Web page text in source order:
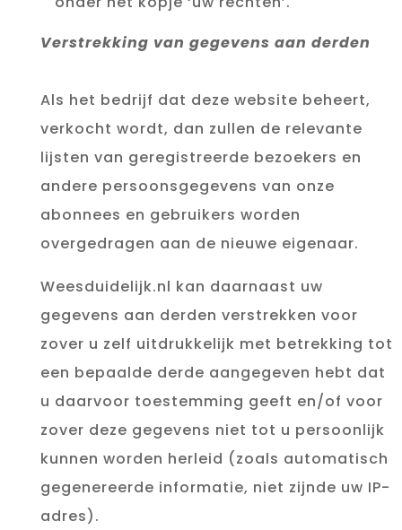
Verstrekking van gegevens aan derden
Als het bedrijf dat deze website beheert,
verkocht wordt, dan zullen de relevante
lijsten van geregistreerde bezoekers en
andere persoonsgegevens van onze
abonnees en gebruikers worden
overgedragen aan de nieuwe eigenaar.
Weesduidelijk.nl kan daarnaast uw
gegevens aan derden verstrekken voor
zover u zelf uitdrukkelijk met betrekking tot
een bepaalde derde aangegeven hebt dat
u daarvoor toestemming geeft en/of voor
zover deze gegevens niet tot u persoonlijk
kunnen worden herleid (zoals automatisch
gegenereerde informatie, niet zijnde uw IP-
adres).